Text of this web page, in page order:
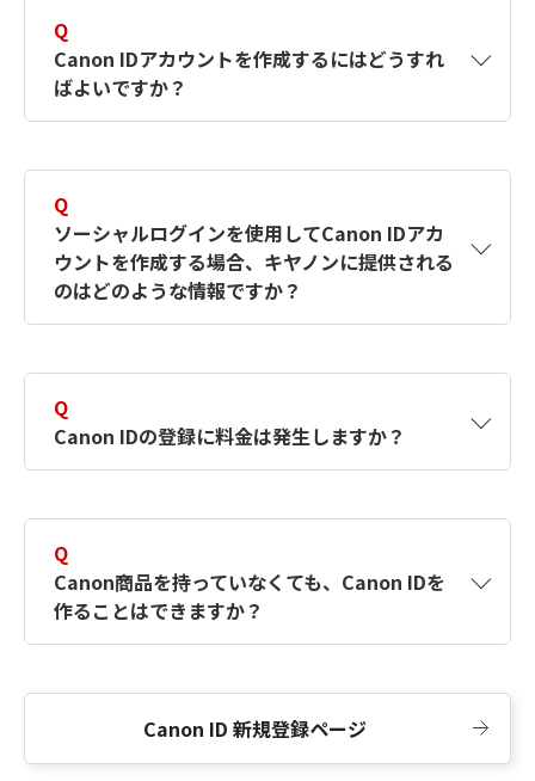
Q
Canon IDアカウントを作成するにはどうすれ
ばよいですか？
す。詳しい作成方法は【カメラ】Canon IDとは
何ですか？Canon IDの作成方法は？をご確認く
ださい。
Q
ソーシャルログインを使用してCanon IDアカ
ウントを作成する場合、キヤノンに提供される
のはどのような情報ですか？
択したサービスから取得します。アカウントを
簡単に作成できるように、この情報を使用して
Canon IDの登録フォームを入力します。
Q
Canon IDの登録に料金は発生しますか？
Q
Canon商品を持っていなくても、Canon IDを
作ることはできますか？
Canon ID 新規登録ページ